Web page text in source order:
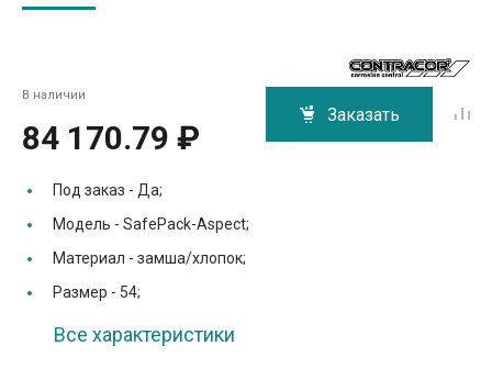
В наличии
84 170.79 ₽
Заказать
Под заказ - Да;
Модель - SafePack-Aspect;
Материал - замша/хлопок;
Размер - 54;
Все характеристики